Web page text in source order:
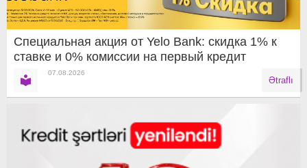
Специальная акция от Yelo Bank: скидка 1% к
ставке и 0% комиссии на первый кредит
07.08.2026
Ətraflı